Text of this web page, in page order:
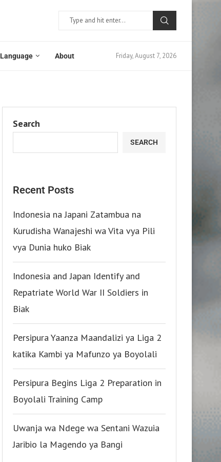
Language About Friday, August 7, 2026
Search
SEARCH
Recent Posts
Indonesia na Japani Zatambua na
Kurudisha Wanajeshi wa Vita vya Pili
vya Dunia huko Biak
Indonesia and Japan Identify and
Repatriate World War II Soldiers in
Biak
Persipura Yaanza Maandalizi ya Liga 2
katika Kambi ya Mafunzo ya Boyolali
Persipura Begins Liga 2 Preparation in
Boyolali Training Camp
Uwanja wa Ndege wa Sentani Wazuia
Jaribio la Magendo ya Bangi